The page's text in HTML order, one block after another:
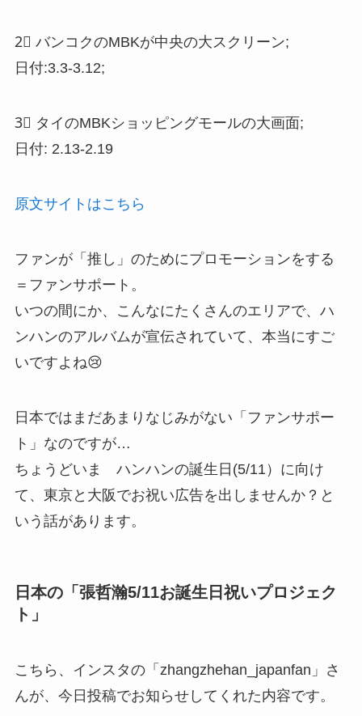
2⃣️ バンコクのMBKが中央の大スクリーン;
日付:3.3-3.12;
3⃣️ タイのMBKショッピングモールの大画面;
日付: 2.13-2.19
原文サイトはこちら
ファンが「推し」のためにプロモーションをする
＝ファンサポート。
いつの間にか、こんなにたくさんのエリアで、ハ
ンハンのアルバムが宣伝されていて、本当にすご
いですよね😢
日本ではまだあまりなじみがない「ファンサポー
ト」なのですが…
ちょうどいま ハンハンの誕生日(5/11）に向け
て、東京と大阪でお祝い広告を出しませんか？と
いう話があります。
日本の「張哲瀚5/11お誕生日祝いプロジェク
ト」
こちら、インスタの「zhangzhehan_japanfan」さ
んが、今日投稿でお知らせしてくれた内容です。